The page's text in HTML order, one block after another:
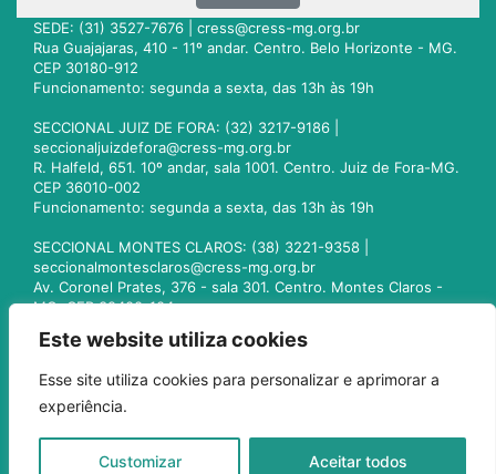
Este website utiliza cookies
Esse site utiliza cookies para personalizar e aprimorar a
experiência.
Customizar Aceitar todos
SEDE: (31) 3527-7676 | cress@cress-mg.org.br
Rua Guajajaras, 410 - 11º andar. Centro. Belo Horizonte - MG.
CEP 30180-912
Funcionamento: segunda a sexta, das 13h às 19h
SECCIONAL JUIZ DE FORA: (32) 3217-9186 |
seccionaljuizdefora@cress-mg.org.br
R. Halfeld, 651. 10º andar, sala 1001. Centro. Juiz de Fora-MG.
CEP 36010-002
Funcionamento: segunda a sexta, das 13h às 19h
SECCIONAL MONTES CLAROS: (38) 3221-9358 |
seccionalmontesclaros@cress-mg.org.br
Av. Coronel Prates, 376 - sala 301. Centro. Montes Claros -
MG. CEP 39400-104
seccionaluberlandia@cress-mg.org.br
Av. Afonso Pena, 547 - sala 101. Uberlândia - MG. CEP